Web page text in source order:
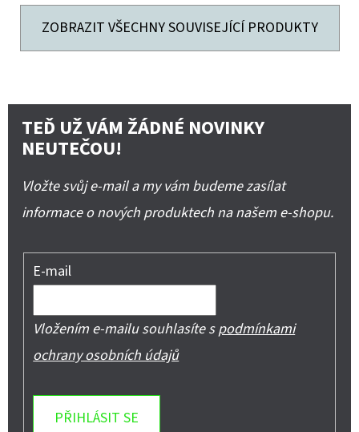
ZOBRAZIT VŠECHNY SOUVISEJÍCÍ PRODUKTY
TEĎ UŽ VÁM ŽÁDNÉ NOVINKY
NEUTEČOU!
Vložte svůj e-mail a my vám budeme zasílat
informace o nových produktech na našem e-shopu.
E-mail
Vložením e-mailu souhlasíte spodmínkami
ochrany osobních údajů
PŘIHLÁSIT SE